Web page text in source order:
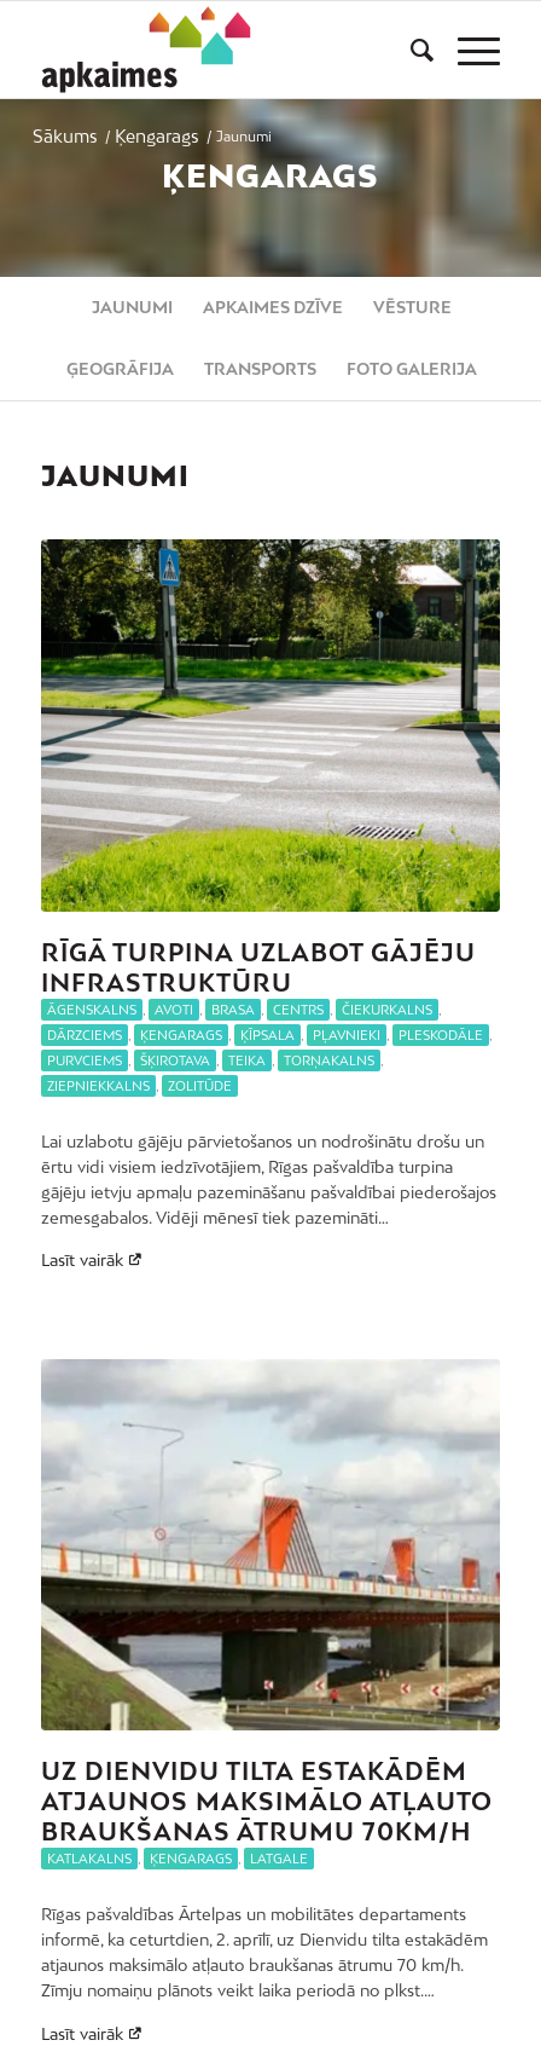
Sākums / Ķengarags / Jaunumi
ĶENGARAGS
JAUNUMI APKAIMES DZĪVE VĒSTURE
ĢEOGRĀFIJA TRANSPORTS FOTO GALERIJA
JAUNUMI
RĪGĀ TURPINA UZLABOT GĀJĒJU
INFRASTRUKTŪRU
ĀGENSKALNS AVOTI BRASA CENTRS ČIEKURKALNS
DĀRZCIEMS
ĶENGARAGS ĶĪPSALA PĻAVNIEKI PLESKODĀLE
PURVCIEMS
ŠĶIROTAVA TEIKA TORŅAKALNS
ZIEPNIEKKALNS
ZOLITŪDE
Lai uzlabotu gājēju pārvietošanos un nodrošinātu drošu un
ērtu vidi visiem iedzīvotājiem, Rīgas pašvaldība turpina
gājēju ietvju apmaļu pazemināšanu pašvaldībai piederošajos
zemesgabalos. Vidēji mēnesī tiek pazemināti…
Lasīt vairāk
UZ DIENVIDU TILTA ESTAKĀDĒM
ATJAUNOS MAKSIMĀLO ATĻAUTO
BRAUKŠANAS ĀTRUMU 70KM/H
KATLAKALNS , ĶENGARAGS , LATGALE
Rīgas pašvaldības Ārtelpas un mobilitātes departaments
informē, ka ceturtdien, 2. aprīlī, uz Dienvidu tilta estakādēm
atjaunos maksimālo atļauto braukšanas ātrumu 70 km/h.
Zīmju nomaiņu plānots veikt laika periodā no plkst.…
Lasīt vairāk